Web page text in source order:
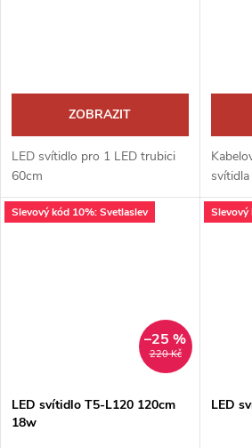
ZOBRAZIT
LED svítidlo pro 1 LED trubici
60cm
Slevový kód 10%: Svetlaslev
220 Kč
–25 %
LED svítidlo T5-L120 120cm
18w
Slevový
LED